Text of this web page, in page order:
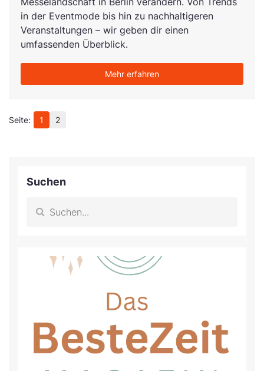
in der Eventmode bis hin zu nachhaltigeren
Veranstaltungen – wir geben dir einen
umfassenden Überblick.
Mehr erfahren
1 2
Suchen